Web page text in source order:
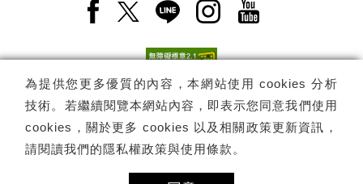
為提供您更多優質的內容，本網站使用 cookies 分析
技術。若繼續閱覽本網站內容，即表示您同意我們使用
cookies，關於更多 cookies 以及相關政策更新資訊，
請閱讀我們的隱私權政策與使用條款 。
Facebook(另開新視窗)
X(另開新視窗)
LINE(另開新視窗)
Instagram(另開新視
YouTube(另開
電子報訂閱 訂閱
Copyright © 國家表演藝術中心 -衛武營國家藝術文化中心